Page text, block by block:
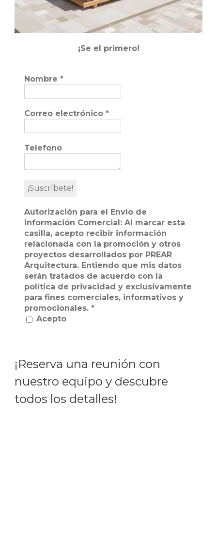
¡Se el primero!
Nombre *
Correo electrónico *
Telefono
Autorización para el Envío de
Información Comercial: Al marcar esta
casilla, acepto recibir información
relacionada con la promoción y otros
proyectos desarrollados por PREAR
Arquitectura. Entiendo que mis datos
serán tratados de acuerdo con la
política de privacidad y exclusivamente
para fines comerciales, informativos y
promocionales. *
Acepto
¡Reserva una reunión con
nuestro equipo y descubre
todos los detalles!